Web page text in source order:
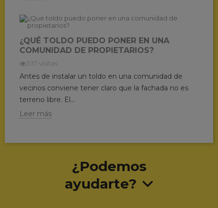
¿QUÉ TOLDO PUEDO PONER EN UNA
COMUNIDAD DE PROPIETARIOS?
337 visitas
Antes de instalar un toldo en una comunidad de
vecinos conviene tener claro que la fachada no es
terreno libre. El...
Leer más
¿Podemos
ayudarte?